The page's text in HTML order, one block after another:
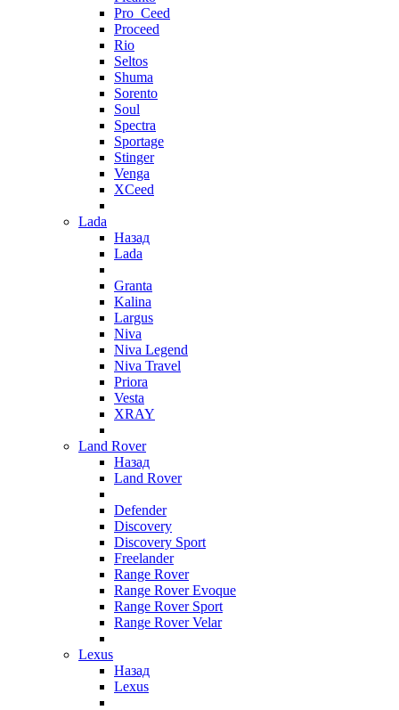
Pro_Ceed
Proceed
Rio
Seltos
Shuma
Sorento
Soul
Spectra
Sportage
Stinger
Venga
XCeed
Lada
Назад
Lada
Granta
Kalina
Largus
Niva
Niva Legend
Niva Travel
Priora
Vesta
XRAY
Land Rover
Назад
Land Rover
Defender
Discovery
Discovery Sport
Freelander
Range Rover
Range Rover Evoque
Range Rover Sport
Range Rover Velar
Lexus
Назад
Lexus